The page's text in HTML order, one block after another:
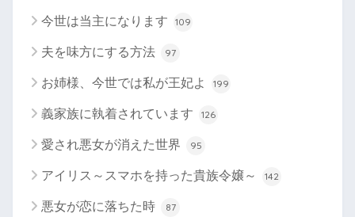
今世は当主になります 109
夫を味方にする方法 97
お姉様、今世では私が王妃よ 199
義家族に執着されています 126
愛され悪女が消えた世界 95
アイリス～スマホを持った貴族令嬢～ 142
悪女が恋に落ちた時 87